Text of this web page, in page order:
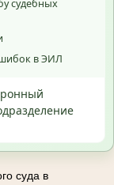
судебных
в ЭИЛ
суда в